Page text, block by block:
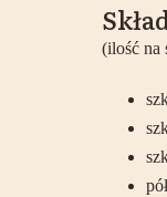
(ilość na